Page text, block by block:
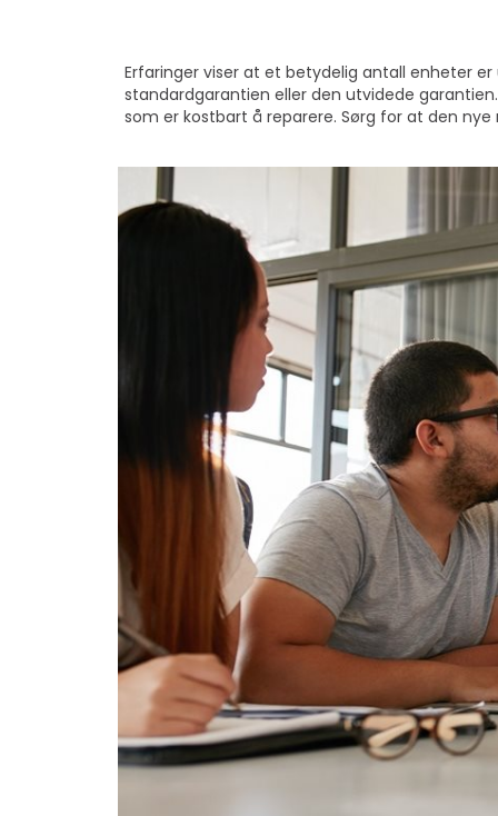
Erfaringer viser at et betydelig antall enheter
standardgarantien eller den utvidede
som er kostbart å reparere. Sørg for at den